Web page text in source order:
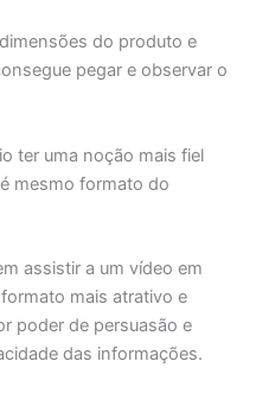
do produto e
pegar e observar o
ter uma noção mais fiel
mesmo formato do
assistir a um vídeo em
mais atrativo e
poder de persuasão e
das informações.